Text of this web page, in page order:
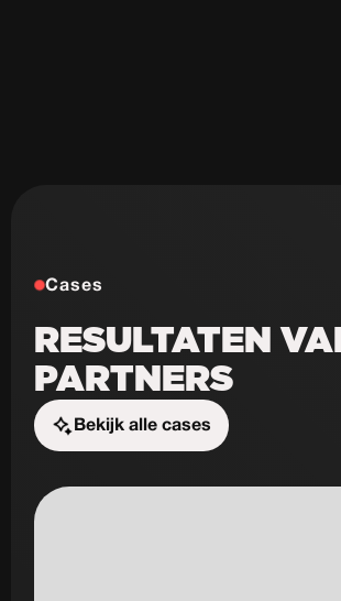
Cases
RESULTATEN
PARTNERS
Bekijk alle cases
Start de uitdaging